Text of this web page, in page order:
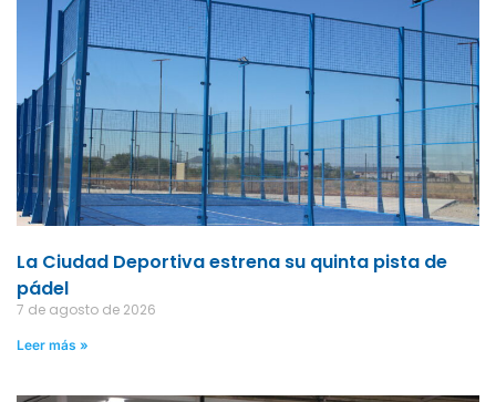
La Ciudad Deportiva estrena su quinta pista de
pádel
7 de agosto de 2026
Leer más »